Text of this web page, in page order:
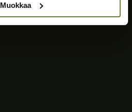
Muokkaa